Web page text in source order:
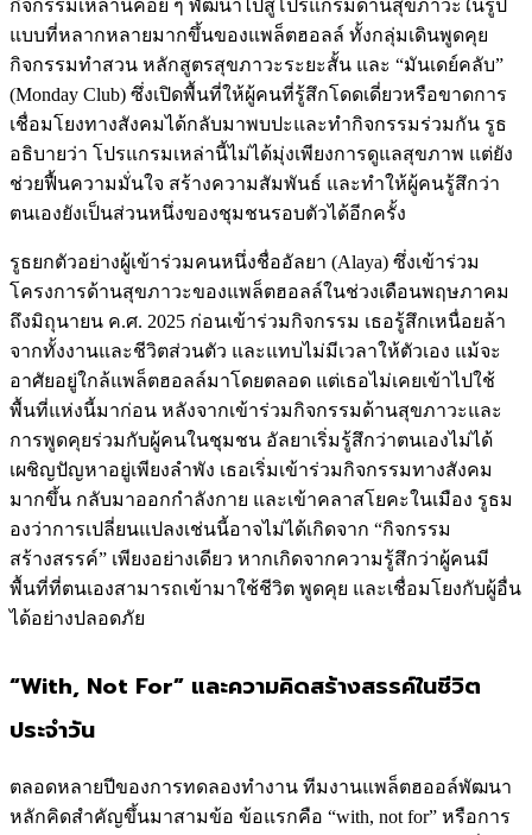
กิจกรรมเหล่านี้ค่อย ๆ พัฒนาไปสู่โปรแกรมด้านสุขภาวะในรูป
แบบที่หลากหลายมากขึ้นของแพล็ตฮอลล์ ทั้งกลุ่มเดินพูดคุย
กิจกรรมทำสวน หลักสูตรสุขภาวะระยะสั้น และ “มันเดย์คลับ”
(Monday Club) ซึ่งเปิดพื้นที่ให้ผู้คนที่รู้สึกโดดเดี่ยวหรือขาดการ
เชื่อมโยงทางสังคมได้กลับมาพบปะและทำกิจกรรมร่วมกัน รูธ
อธิบายว่า โปรแกรมเหล่านี้ไม่ได้มุ่งเพียงการดูแลสุขภาพ แต่ยัง
ช่วยฟื้นความมั่นใจ สร้างความสัมพันธ์ และทำให้ผู้คนรู้สึกว่า
ตนเองยังเป็นส่วนหนึ่งของชุมชนรอบตัวได้อีกครั้ง
รูธยกตัวอย่างผู้เข้าร่วมคนหนึ่งชื่ออัลยา (Alaya) ซึ่งเข้าร่วม
โครงการด้านสุขภาวะของแพล็ตฮอลล์ในช่วงเดือนพฤษภาคม
ถึงมิถุนายน ค.ศ. 2025 ก่อนเข้าร่วมกิจกรรม เธอรู้สึกเหนื่อยล้า
จากทั้งงานและชีวิตส่วนตัว และแทบไม่มีเวลาให้ตัวเอง แม้จะ
อาศัยอยู่ใกล้แพล็ตฮอลล์มาโดยตลอด แต่เธอไม่เคยเข้าไปใช้
พื้นที่แห่งนี้มาก่อน หลังจากเข้าร่วมกิจกรรมด้านสุขภาวะและ
การพูดคุยร่วมกับผู้คนในชุมชน อัลยาเริ่มรู้สึกว่าตนเองไม่ได้
เผชิญปัญหาอยู่เพียงลำพัง เธอเริ่มเข้าร่วมกิจกรรมทางสังคม
มากขึ้น กลับมาออกกำลังกาย และเข้าคลาสโยคะในเมือง รูธม
องว่าการเปลี่ยนแปลงเช่นนี้อาจไม่ได้เกิดจาก “กิจกรรม
สร้างสรรค์” เพียงอย่างเดียว หากเกิดจากความรู้สึกว่าผู้คนมี
พื้นที่ที่ตนเองสามารถเข้ามาใช้ชีวิต พูดคุย และเชื่อมโยงกับผู้อื่น
ได้อย่างปลอดภัย
“With, Not For” และความคิดสร้างสรรค์ในชีวิต
ประจำวัน
ตลอดหลายปีของการทดลองทำงาน ทีมงานแพล็ตฮออล์พัฒนา
หลักคิดสำคัญขึ้นมาสามข้อ ข้อแรกคือ “with, not for” หรือการ